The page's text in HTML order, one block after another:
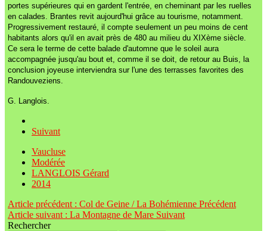
portes supérieures qui en gardent l'entrée, en cheminant par les ruelles
en calades. Brantes revit aujourd'hui grâce au tourisme, notamment.
Progressivement restauré, il compte seulement un peu moins de cent
habitants alors qu'il en avait près de 480 au milieu du XIXème siècle.
Ce sera le terme de cette balade d'automne que le soleil aura
accompagnée jusqu'au bout et, comme il se doit, de retour au Buis, la
conclusion joyeuse interviendra sur l'une des terrasses favorites des
Randouveziens.
G. Langlois.
Suivant
Vaucluse
Modérée
LANGLOIS Gérard
2014
Article précédent : Col de Geine / La Bohémienne Précédent
Article suivant : La Montagne de Mare Suivant
Rechercher